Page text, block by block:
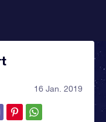
16 Jan. 2019